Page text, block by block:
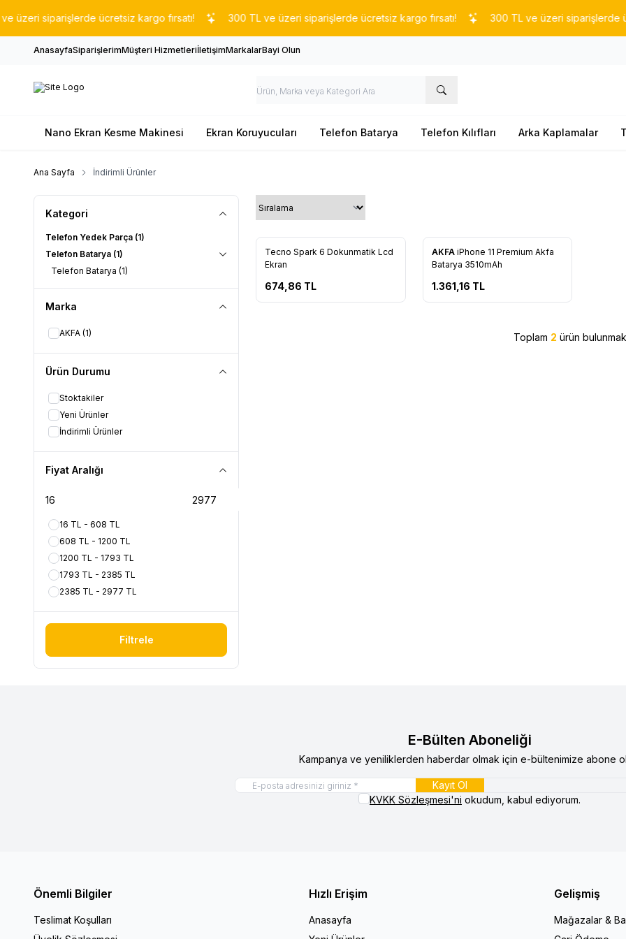
siparişlerde ücretsiz kargo fırsatı! 300 TL ve üzeri siparişlerde ücretsiz kargo fırsatı! 300 TL ve üzeri siparişlerde
AnasayfaSiparişlerimMüşteri HizmetleriİletişimMarkalarBayi Olun
Nano Ekran Kesme Makinesi Ekran Koruyucuları Telefon Batarya Telefon Kılıfları Arka Kaplamalar
Ana Sayfa İndirimli Ürünler
Kategori
Telefon Yedek Parça (1)
Telefon Batarya (1)
Telefon Batarya (1)
Marka
AKFA (1)
Ürün Durumu
Stoktakiler
Yeni Ürünler
İndirimli Ürünler
Fiyat Aralığı
16 TL - 608 TL
608 TL - 1200 TL
1200 TL - 1793 TL
1793 TL - 2385 TL
2385 TL - 2977 TL
Filtrele
Yeni
Favorilere Ekle
Tecno Spark 6 Dokunmatik Lcd
Ekran
674,86 TL
Favorilere Ekle
AKFA iPhone 11 Premium Akfa
Batarya 3510mAh
1.361,16 TL
Toplam 2 ürün
E-Bülten Aboneliği
Kampanya ve yeniliklerden haberdar olmak için e-bültenimize abone
Kayıt Ol
KVKK Sözleşmesi'ni okudum, kabul ediyorum.
Önemli Bilgiler
Teslimat Koşulları
Hızlı Erişim
Anasayfa
Gelişmiş
Mağazalar &